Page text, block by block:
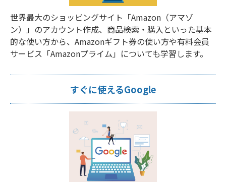
世界最大のショッピングサイト「Amazon（アマゾ
ン）」のアカウント作成、商品検索・購入といった基本
的な使い方から、Amazonギフト券の使い方や有料会員
サービス「Amazonプライム」についても学習します。
すぐに使えるGoogle